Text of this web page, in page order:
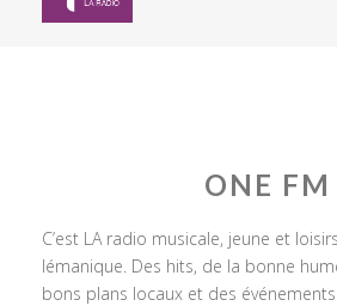
ONE FM
C’est LA radio musicale, jeune et
lémanique. Des hits, de la bonne
bons plans locaux et des